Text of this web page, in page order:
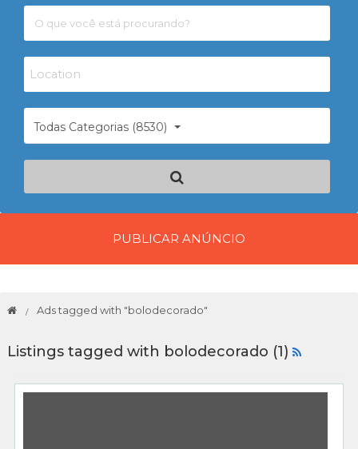
Todas Categorias (8530)
PUBLICAR ANÚNCIO
Ads tagged with "bolodecorado"
Listings tagged with bolodecorado (1)